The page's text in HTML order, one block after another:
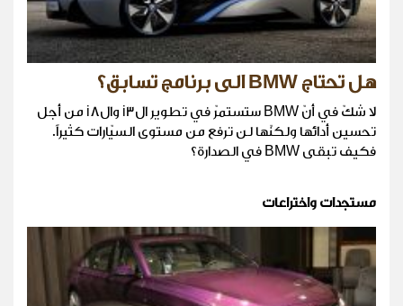
هل تحتاج BMW الى برنامج تسابق؟
لا شكّ في أنّ BMW ستستمرّ في تطوير الi3 والi8 من أجل
تحسين أدائها ولكنّها لن ترفع من مستوى السيّارات كثيراً.
فكيف تبقى BMW في الصدارة؟
مستجدات واختراعات